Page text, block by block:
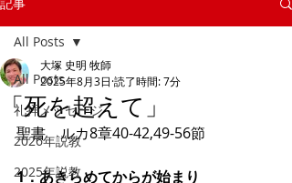
All Posts
礼拝メッセージ
2026年説教
2025年説教
All Posts
「死を超えて」
大塚 史明 牧師
2025年8月3日 読了時間: 7分
聖書　ルカ8章40-42,49-56節
1．あきらめてからが始まり